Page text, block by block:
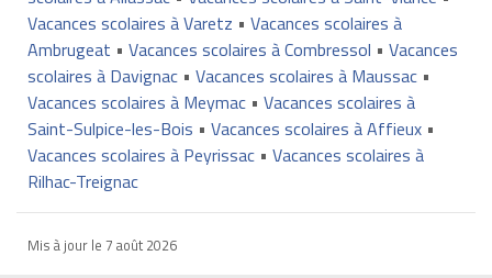
Vacances scolaires à Varetz • Vacances scolaires à
Ambrugeat • Vacances scolaires à Combressol • Vacances
scolaires à Davignac• Vacances scolaires à Maussac•
Vacances scolaires à Meymac• Vacances scolaires à
Saint-Sulpice-les-Bois • Vacances scolaires à Affieux•
Vacances scolaires à Peyrissac• Vacances scolaires à
Rilhac-Treignac
Mis à jour le 7 août 2026